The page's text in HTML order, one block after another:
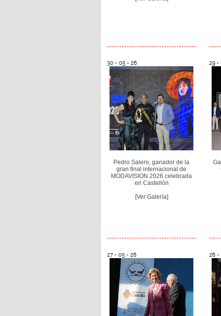
30 - 05 - 26
Pedro Salero, ganador de la
gran final internacional de
MODAVISION 2026 celebrada
en Castellón
[Ver Galería]
29 -
27 - 05 - 26 26 -